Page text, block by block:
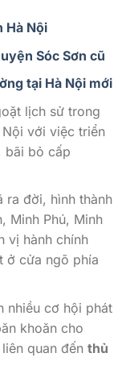
Hà Nội
Sóc Sơn cũ
tại Hà Nội mới
lịch sử trong
với việc triển
bãi bỏ cấp
ra đời, hình thành
Minh Phú, Minh
vị hành chính
ở cửa ngõ phía
nhiều cơ hội phát
khoăn cho
quan đến thủ